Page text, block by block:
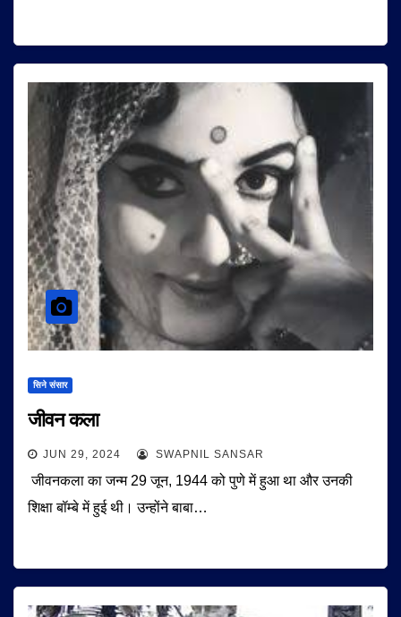
सिने संसार
जीवन कला
JUN 29, 2024 SWAPNIL SANSAR
जीवनकला का जन्म 29 जून, 1944 को पुणे में हुआ था और उनकी
शिक्षा बॉम्बे में हुई थी। उन्होंने बाबा…